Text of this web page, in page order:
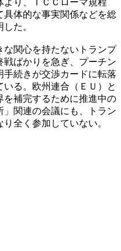
具体的な事実関係などを総
た。
な関心を持たないトランプ
ばかりを急ぎ、プーチン
手続きが交渉カードに転落
る。欧州連合（ＥＵ）と
を補完するために推進中の
」関連の会議にも、トラン
全く参加していない。